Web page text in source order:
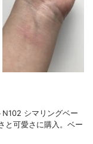
シマリングベー
と可愛さに購入。ベー